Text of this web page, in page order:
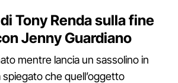
Tony Renda sulla fine
Jenny Guardiano
mentre lancia un sassolino in
spiegato che quell’oggetto